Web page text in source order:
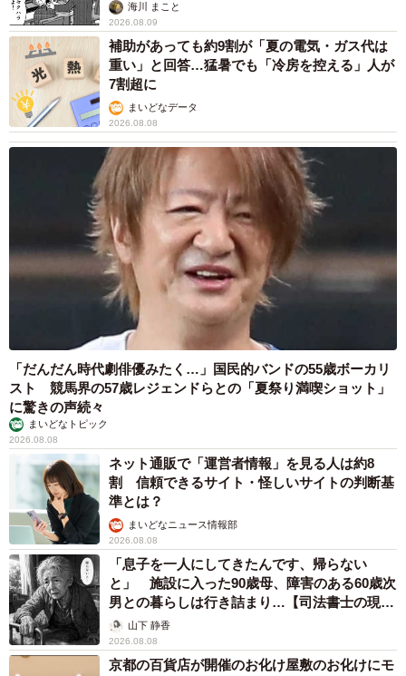
海川 まこと
2026.08.09
補助があっても約9割が「夏の電気・ガス代は
重い」と回答…猛暑でも「冷房を控える」人が
7割超に
まいどなデータ
2026.08.08
「だんだん時代劇俳優みたく…」国民的バンドの55歳ボーカリ
スト 競馬界の57歳レジェンドらとの「夏祭り満喫ショット」
に驚きの声続々
まいどなトピック
2026.08.08
ネット通販で「運営者情報」を見る人は約8
割 信頼できるサイト・怪しいサイトの判断基
準とは？
まいどなニュース情報部
2026.08.08
「息子を一人にしてきたんです、帰らない
と」 施設に入った90歳母、障害のある60歳次
男との暮らしは行き詰まり…【司法書士の現場
から】山下 静香
2026.08.08
京都の百貨店が開催のお化け屋敷のお化けにモ